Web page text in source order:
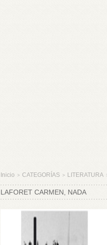
Inicio > CATEGORÍAS > LITERATURA
LAFORET CARMEN, NADA